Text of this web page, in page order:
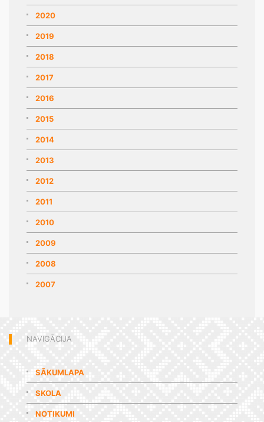
2020
2019
2018
2017
2016
2015
2014
2013
2012
2011
2010
2009
2008
2007
NAVIGĀCIJA
SĀKUMLAPA
SKOLA
NOTIKUMI